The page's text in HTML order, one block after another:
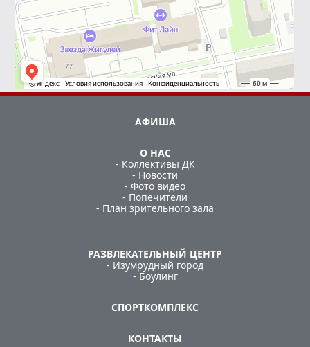
АФИША
О НАС
- Коллективы ДК
- Новости
- Фото видео
- Попечители
- План зрительного зала
РАЗВЛЕКАТЕЛЬНЫЙ ЦЕНТР
- Изумрудный город
- Боулинг
СПОРТКОМПЛЕКС
КОНТАКТЫ